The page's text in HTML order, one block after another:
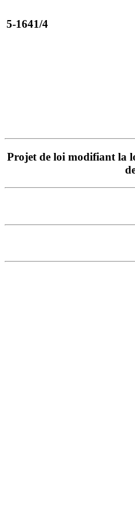
5-1641/4
Projet de loi modifiant la